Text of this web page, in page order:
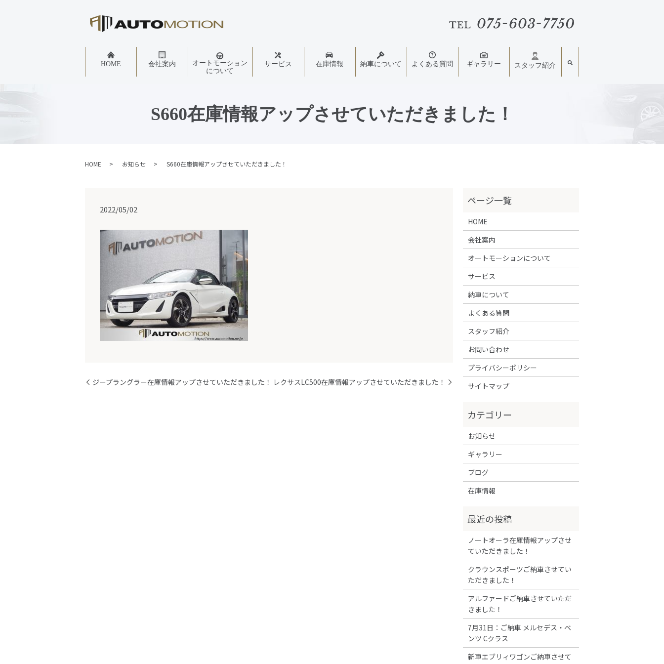
HOME 会社案内
オートモーション
について
サービス 在庫情報 納車について よくある質問 ギャラリー スタッフ紹介
S660在庫情報アップさせていただきました！
HOME お知らせ S660在庫情報アップさせていただきました！
2022/05/02
ジープラングラー在庫情報アップさせていただきました！ レクサスLC500在庫情報アップさせていただきました！
HOME
会社案内
オートモーションについて
サービス
納車について
よくある質問
スタッフ紹介
お問い合わせ
プライバシーポリシー
サイトマップ
お知らせ
ギャラリー
ブログ
在庫情報
ノートオーラ在庫情報アップさせ
ていただきました！
クラウンスポーツご納車させてい
ただきました！
アルファードご納車させていただ
きました！
7月31日：ご納車 メルセデス・ベ
ンツ Cクラス
新車エブリィワゴンご納車させて